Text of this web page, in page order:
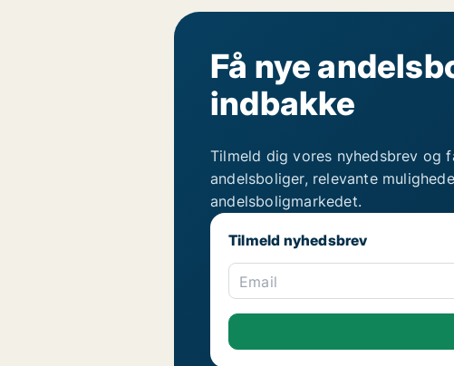
Få nye
indbakke
Tilmeld dig vores nyhedsbrev og
andelsboliger, relevante
andelsboligmarkedet.
Tilmeld nyhedsbrev
Email